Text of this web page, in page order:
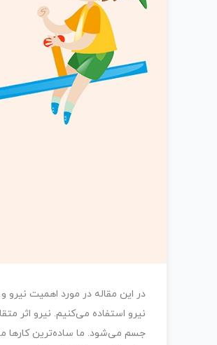
در این مقاله در مورد اهمیت نیرو
نیرو استفاده می‌کنیم. نیرو
جسم می‌شود. ما ساده‌ترین کارها